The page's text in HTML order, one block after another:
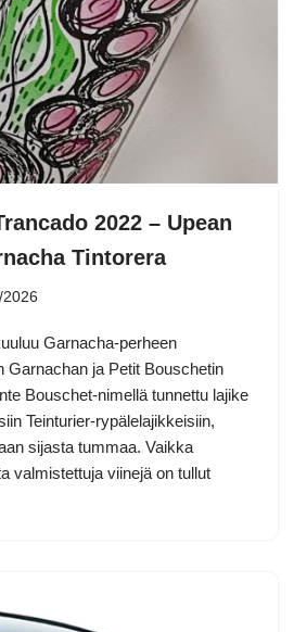
2022 – Upean
Tintorera
2026
Garnacha-perheen
Garnachan ja Petit Bouschetin
Bouschet-nimellä tunnettu lajike
Teinturier-rypälelajikkeisiin,
sijasta tummaa. Vaikka
valmistettuja viinejä on tullut